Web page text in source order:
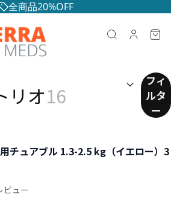
全商品20%OFF
リオ16
任意)
フィ
ルタ
ー
チュアブル 1.3-2.5 kg（イエロー）3
ビュー